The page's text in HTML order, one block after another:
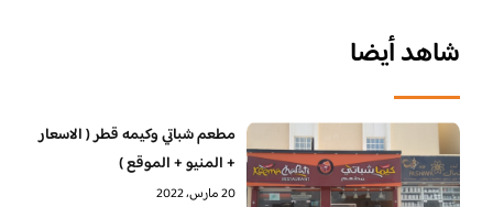
شاهد أيضا
مطعم شباتي وكيمه قطر ( الاسعار
+ المنيو + الموقع )
20 مارس، 2022